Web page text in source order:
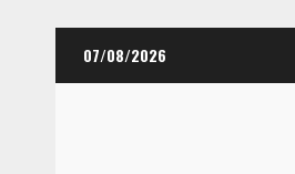
07/08/2026